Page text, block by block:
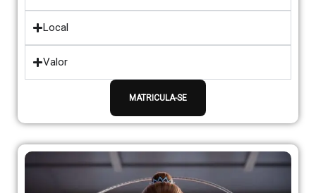
Local
Valor
MATRICULA-SE